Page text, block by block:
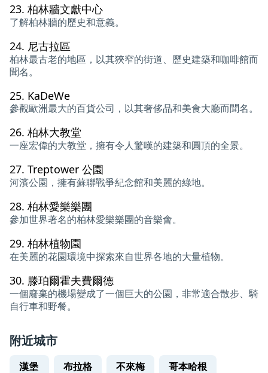
23. 柏林牆文獻中心
了解柏林牆的歷史和意義。
24. 尼古拉區
柏林最古老的地區，以其狹窄的街道、歷史建築和咖啡館而
聞名。
25. KaDeWe
參觀歐洲最大的百貨公司，以其奢侈品和美食大廳而聞名。
26. 柏林大教堂
一座宏偉的大教堂，擁有令人驚嘆的建築和圓頂的全景。
27. Treptower 公園
河濱公園，擁有蘇聯戰爭紀念館和美麗的綠地。
28. 柏林愛樂樂團
參加世界著名的柏林愛樂樂團的音樂會。
29. 柏林植物園
在美麗的花園環境中探索來自世界各地的大量植物。
30. 滕珀爾霍夫費爾德
一個廢棄的機場變成了一個巨大的公園，非常適合散步、騎
自行車和野餐。
附近城市
漢堡 布拉格 不來梅 哥本哈根